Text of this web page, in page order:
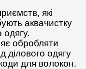
які
аквачистку
одягу.
обробляти
ділового одягу
для волокон.